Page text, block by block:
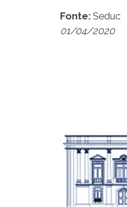
Fonte: Seduc
01/04/2020